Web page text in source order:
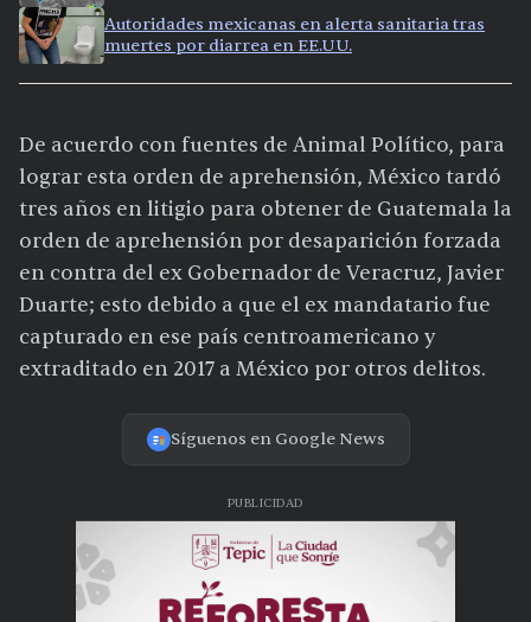
Autoridades mexicanas en alerta sanitaria tras
muertes por diarrea en EE.UU.
De acuerdo con fuentes de Animal Político, para
lograr esta orden de aprehensión, México tardó
tres años en litigio para obtener de Guatemala la
orden de aprehensión por desaparición forzada
en contra del ex Gobernador de Veracruz, Javier
Duarte; esto debido a que el ex mandatario fue
capturado en ese país centroamericano y
extraditado en 2017 a México por otros delitos.
Síguenos en Google News
PUBLICIDAD